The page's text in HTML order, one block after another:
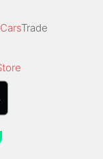
CarsTrade